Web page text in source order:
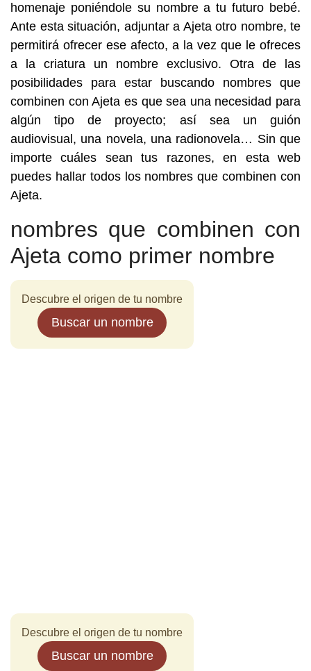
homenaje poniéndole su nombre a tu futuro bebé.
Ante esta situación, adjuntar a Ajeta otro nombre, te
permitirá ofrecer ese afecto, a la vez que le ofreces
a la criatura un nombre exclusivo. Otra de las
posibilidades para estar buscando nombres que
combinen con Ajeta es que sea una necesidad para
algún tipo de proyecto; así sea un guión
audiovisual, una novela, una radionovela… Sin que
importe cuáles sean tus razones, en esta web
puedes hallar todos los nombres que combinen con
Ajeta.
nombres que combinen con
Ajeta como primer nombre
Descubre el origen de tu nombre
Buscar un nombre
Descubre el origen de tu nombre
Buscar un nombre